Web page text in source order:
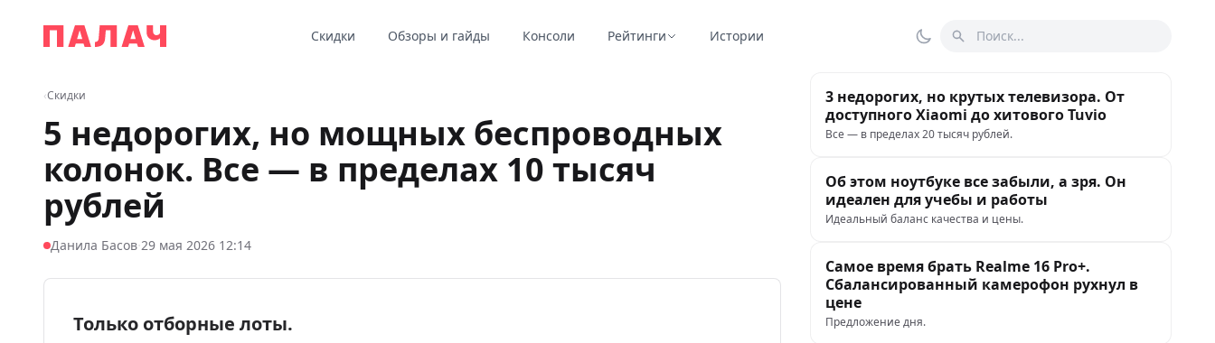
Палач
Скидки Обзоры и гайды Консоли Рейтинги Истории Переключить тему
Поиск
‹Скидки
5 недорогих, но мощных беспроводных
колонок. Все — в пределах 10 тысяч
рублей
Данила Басов·29 мая 2026 12:14
Только отборные лоты.
3 недорогих, но крутых телевизора. От
доступного Xiaomi до хитового Tuvio
Все — в пределах 20 тысяч рублей.
Об этом ноутбуке все забыли, а зря. Он
идеален для учебы и работы
Идеальный баланс качества и цены.
Самое время брать Realme 16 Pro+.
Сбалансированный камерофон рухнул в
цене
Предложение дня.